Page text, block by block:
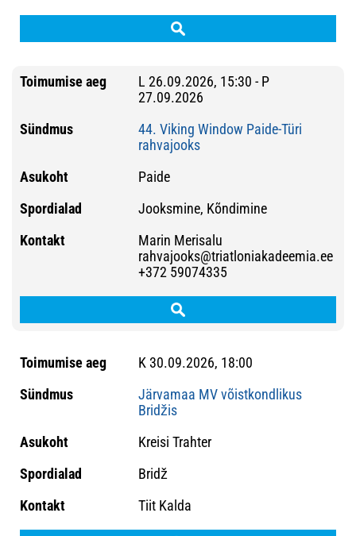
L 26.09.2026, 15:30 - P
27.09.2026
44. Viking Window Paide-Türi
rahvajooks
Paide
Jooksmine, Kõndimine
Marin Merisalu
rahvajooks@triatloniakadeemia.ee
+372 59074335
K 30.09.2026, 18:00
Järvamaa MV võistkondlikus
Bridžis
Kreisi Trahter
Bridž
Tiit Kalda